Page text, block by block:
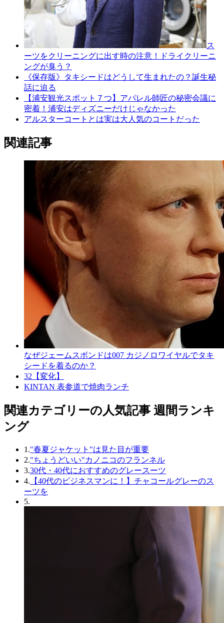
ス
ーツをクリーニングに出す時の注意！ドライクリーニ
ングが臭う？
《保存版》タキシードはどうして生まれたの？誕生秘
話に迫る
【浦安観光スポット７つ】アパレル師匠の秘密会議に
密着！浦安はディズニーだけじゃなかった
アルスターコートとは実は大人気のコートだった
関連記事
なぜジェームスボンドは007 カジノロワイヤルでタキ
シードを着るのか？
32【変化】
KINTAN 表参道で焼肉ランチ
関連カテゴリーの人気記事 週間ランキ
ング
1."春夏ジャケット"は見た目が重要
2."ちょうどいい"カノニコのフランネル
3.30代・40代におすすめのグレースーツ
4. 【40代のビジネスマンに！】チャコールグレーのス
ーツを
5.